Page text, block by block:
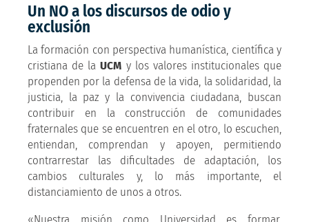
Un NO a los discursos de odio y
exclusión
La formación con perspectiva humanística, científica y
cristiana de laUCM y los valores institucionales que
propenden por la defensa de la vida, la solidaridad, la
justicia, la paz y la convivencia ciudadana, buscan
contribuir en la construcción de comunidades
fraternales que se encuentren en el otro, lo escuchen,
entiendan, comprendan y apoyen, permitiendo
contrarrestar las dificultades de adaptación, los
cambios culturales y, lo más importante, el
distanciamiento de unos a otros.